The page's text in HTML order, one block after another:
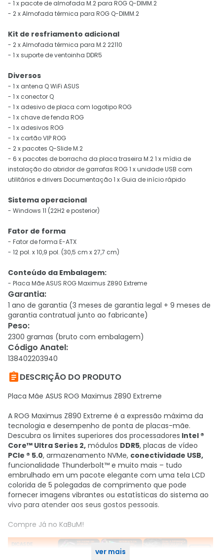
- 1 x pacote de almofada M.2 para ROG Q-DIMM.2
- 2 x Almofada térmica para ROG Q-DIMM.2
Kit de resfriamento adicional
- 2 x Almofada térmica para M.2 22110
- 1 x suporte de ventoinha DDR5
Diversos
- 1 x antena Q WiFi ASUS
- 1 x conector Q
- 1 x adesivo de placa com logotipo ROG
- 1 x chave de fenda ROG
- 1 x adesivos ROG
- 1 x cartão VIP ROG
- 2 x pacotes Q-Slide M.2
- 6 x pacotes de borracha da placa traseira M.2 1 x mídia de
instalação do abridor de garrafas ROG 1 x unidade USB com
utilitários e drivers Documentação 1 x Guia de início rápido
Sistema operacional
- Windows 11 (22H2 e posterior)
Fator de forma
- Fator de forma E-ATX
- 12 pol. x 10,9 pol. (30,5 cm x 27,7 cm)
Conteúdo da Embalagem:
- Placa Mãe ASUS ROG Maximus Z890 Extreme
Garantia:
1 ano de garantia (3 meses de garantia legal + 9 meses de
garantia contratual junto ao fabricante)
Peso:
2300 gramas (bruto com embalagem)
Código Anatel:
138402203940
DESCRIÇÃO DO PRODUTO
Placa Mãe ASUS ROG Maximus Z890 Extreme
A ROG Maximus Z890 Extreme é a expressão máxima da
tecnologia e desempenho de ponta de placas-mãe.
Descubra os limites superiores dos processadores Intel ®
Core™ Ultra Series 2, módulos DDR5, placas de vídeo
PCIe ® 5.0, armazenamento NVMe, conectividade USB,
funcionalidade Thunderbolt™ e muito mais – tudo
embrulhado em um pacote elegante com uma tela LCD
colorida de 5 polegadas de comprimento que pode
fornecer imagens vibrantes ou estatísticas do sistema ao
vivo para atender aos seus gostos pessoais.
Compre Já no KaBuM!
ver mais